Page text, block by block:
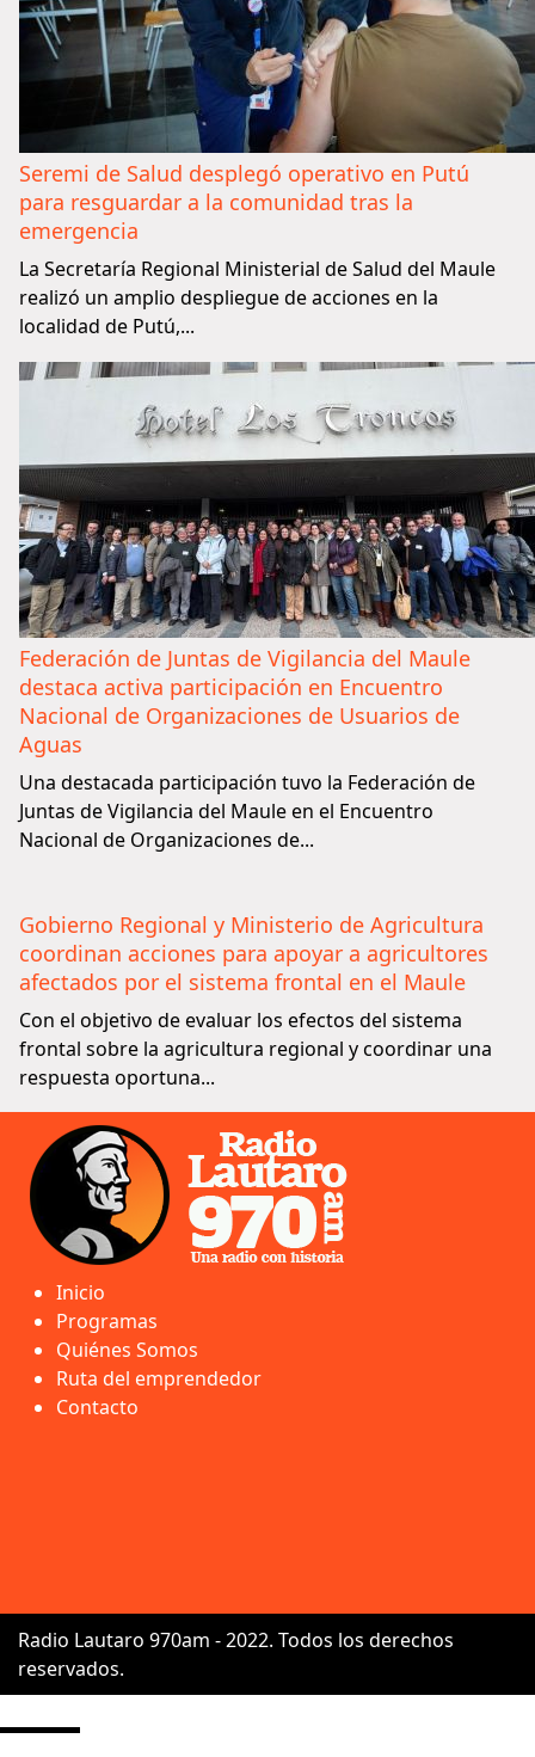
Seremi de Salud desplegó operativo en Putú
para resguardar a la comunidad tras la
emergencia
La Secretaría Regional Ministerial de Salud del Maule
realizó un amplio despliegue de acciones en la
localidad de Putú,...
Federación de Juntas de Vigilancia del Maule
destaca activa participación en Encuentro
Nacional de Organizaciones de Usuarios de
Aguas
Una destacada participación tuvo la Federación de
Juntas de Vigilancia del Maule en el Encuentro
Nacional de Organizaciones de...
Gobierno Regional y Ministerio de Agricultura
coordinan acciones para apoyar a agricultores
afectados por el sistema frontal en el Maule
Con el objetivo de evaluar los efectos del sistema
frontal sobre la agricultura regional y coordinar una
respuesta oportuna...
Inicio
Programas
Quiénes Somos
Ruta del emprendedor
Contacto
Radio Lautaro 970am - 2022. Todos los derechos
reservados.